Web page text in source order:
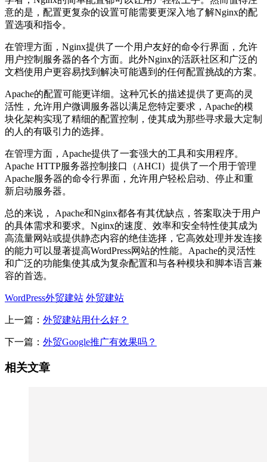
意的是，配置更复杂的设置可能需要更深入地了解Nginx的配
置选项和指令。
在管理方面，Nginx提供了一个用户友好的命令行界面，允许
用户控制服务器的各个方面。此外Nginx的活跃社区和广泛的
文档使用户更容易找到解决可能遇到的任何配置挑战的方案。
Apache的配置可能更详细。这种冗长的描述提供了更高的灵
活性，允许用户微调服务器以满足您特定要求，Apache的模
块化架构实现了精细的配置控制，使其成为那些寻求最大定制
的人的有吸引力的选择。
在管理方面，Apache提供了一套强大的工具和实用程序。
Apache HTTP服务器控制接口（AHCI）提供了一个用于管理
Apache服务器的命令行界面，允许用户轻松启动、停止和重
新启动服务器。
总的来说， Apache和Nginx都各有其优缺点，答案取决于用户
的具体需求和要求。Nginx的速度、效率和安全特性使其成为
高流量网站或提供静态内容的绝佳选择，它高效处理并发连接
的能力可以显著提高WordPress网站的性能。Apache的灵活性
和广泛的功能集使其成为复杂配置和与各种模块和脚本语言兼
容的首选。
WordPress外贸建站 外贸建站
上一篇： 外贸建站用什么好？
下一篇： 外贸Google推广有效果吗？
相关文章